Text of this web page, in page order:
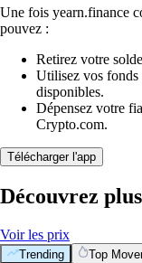
Une fois yearn.finance
pouvez :
Retirez votre
Utilisez vos fonds
disponibles.
Dépensez votre
Crypto.com.
Télécharger l'app
Découvrez
Voir les prix
Trending Top